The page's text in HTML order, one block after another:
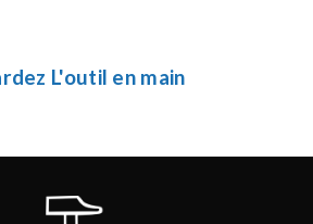
L'outil en main